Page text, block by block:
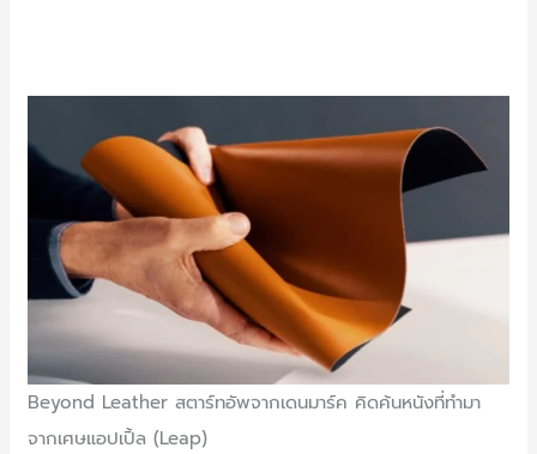
Beyond Leather สตาร์ทอัพจากเดนมาร์ค คิดค้นหนังที่ทำมา
จากเศษแอปเปิ้ล (Leap)